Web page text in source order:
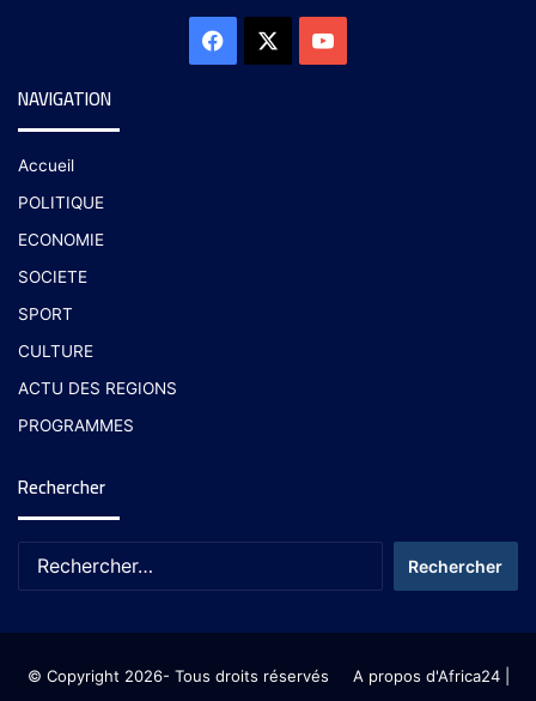
NAVIGATION
Accueil
POLITIQUE
ECONOMIE
SOCIETE
SPORT
CULTURE
ACTU DES REGIONS
PROGRAMMES
Rechercher
© Copyright 2026- Tous droits réservés A propos d'Africa24|